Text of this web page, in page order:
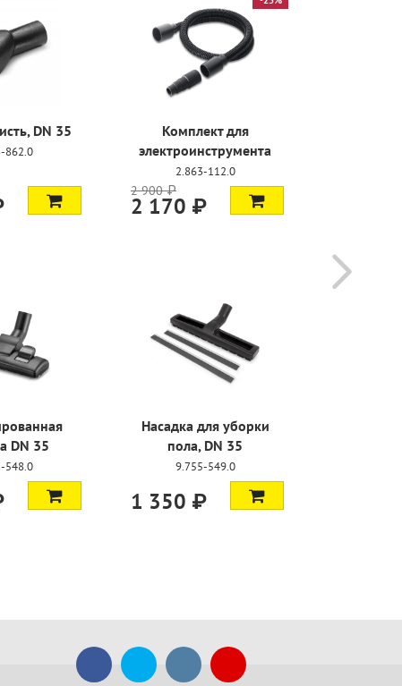
Адаптер для
электроинструмента
1 200 ₽ 3 400 ₽
Шланг всасывающий в
сборе, WD 2
4 500 ₽ 8 300 ₽